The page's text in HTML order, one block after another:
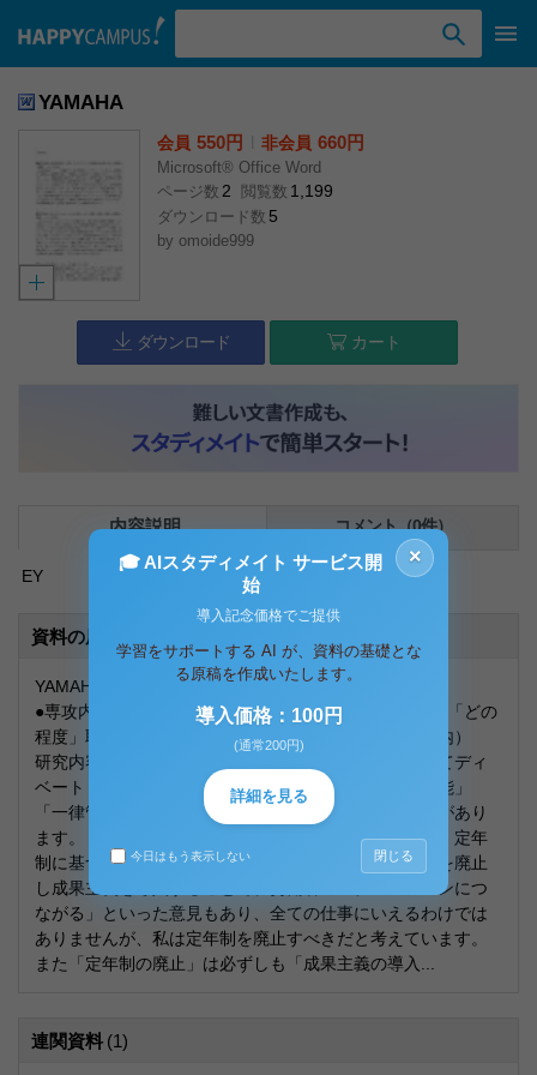
YAMAHA
会員 550円 非会員 660円
Microsoft® Office Word
ページ数 2 閲覧数 1,199
ダウンロード数 5
by omoide999
ダウンロード カート
内容説明 コメント（0件）
EY
資料の原本内容
YAMAHA
●専攻内容または研究内容を、「何を」「どうやって」「どの
程度」取り組んだか、具体的かつ簡潔に（４００字以内）
研究内容はディベートの実践です。特に定年制についてディ
ベートしました。定年制には「計画的な人員管理が可能」
「一律管理による紛争コストの軽減」などのメリットがあり
ます。しかし「転職希望者の割合が年々上昇する中で、定年
制に基づく年功賃金は不適切になってくる」「定年制を廃止
し成果主義を導入することで、労働者のモチベーションにつ
ながる」といった意見もあり、全ての仕事にいえるわけでは
ありませんが、私は定年制を廃止すべきだと考えています。
また「定年制の廃止」は必ずしも「成果主義の導入...
連関資料 (1)
×
🎓 AIスタディメイト サービス開
始
導入記念価格でご提供
学習をサポートする AI が、資料の基礎とな
る原稿を作成いたします。
導入価格：100円
(通常200円)
詳細を見る
今日はもう表示しない 閉じる